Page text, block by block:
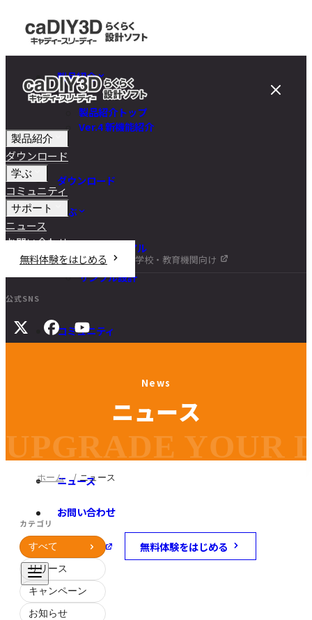
製品紹介
製品紹介トップ
Ver.4 新機能紹介
ダウンロード
学ぶ
チュートリアル
DIY講座
サンプル設計
コミュニティ
マニュアル
ニュース
お問い合わせ
学校・教育機関向け 無料体験をはじめる
製品紹介
ダウンロード
学ぶ
コミュニティ
サポート
ニュース
お問い合わせ
無料体験をはじめる
学校・教育機関向け
公式SNS
News
ニュース
UPGRADE YOUR
ホーム ニュース
カテゴリ
すべて
リリース
キャンペーン
お知らせ